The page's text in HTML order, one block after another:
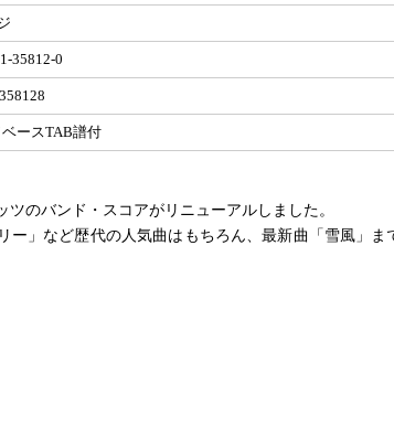
35812-0
ースTAB譜付
ツのバンド・スコアがリニューアルしました。
ー」など歴代の人気曲はもちろん、最新曲「雪風」ま